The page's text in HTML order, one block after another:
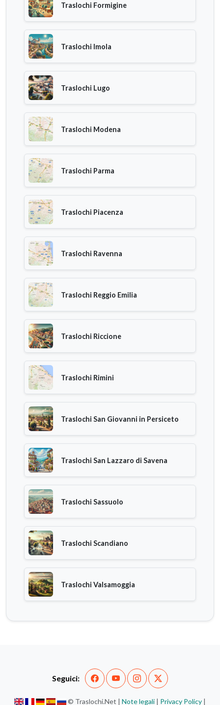
Traslochi Formigine
Traslochi Imola
Traslochi Lugo
Traslochi Modena
Traslochi Parma
Traslochi Piacenza
Traslochi Ravenna
Traslochi Reggio Emilia
Traslochi Riccione
Traslochi Rimini
Traslochi San Giovanni in Persiceto
Traslochi San Lazzaro di Savena
Traslochi Sassuolo
Traslochi Scandiano
Traslochi Valsamoggia
Seguici:
© Traslochi.Net | Note legali| Privacy Policy|